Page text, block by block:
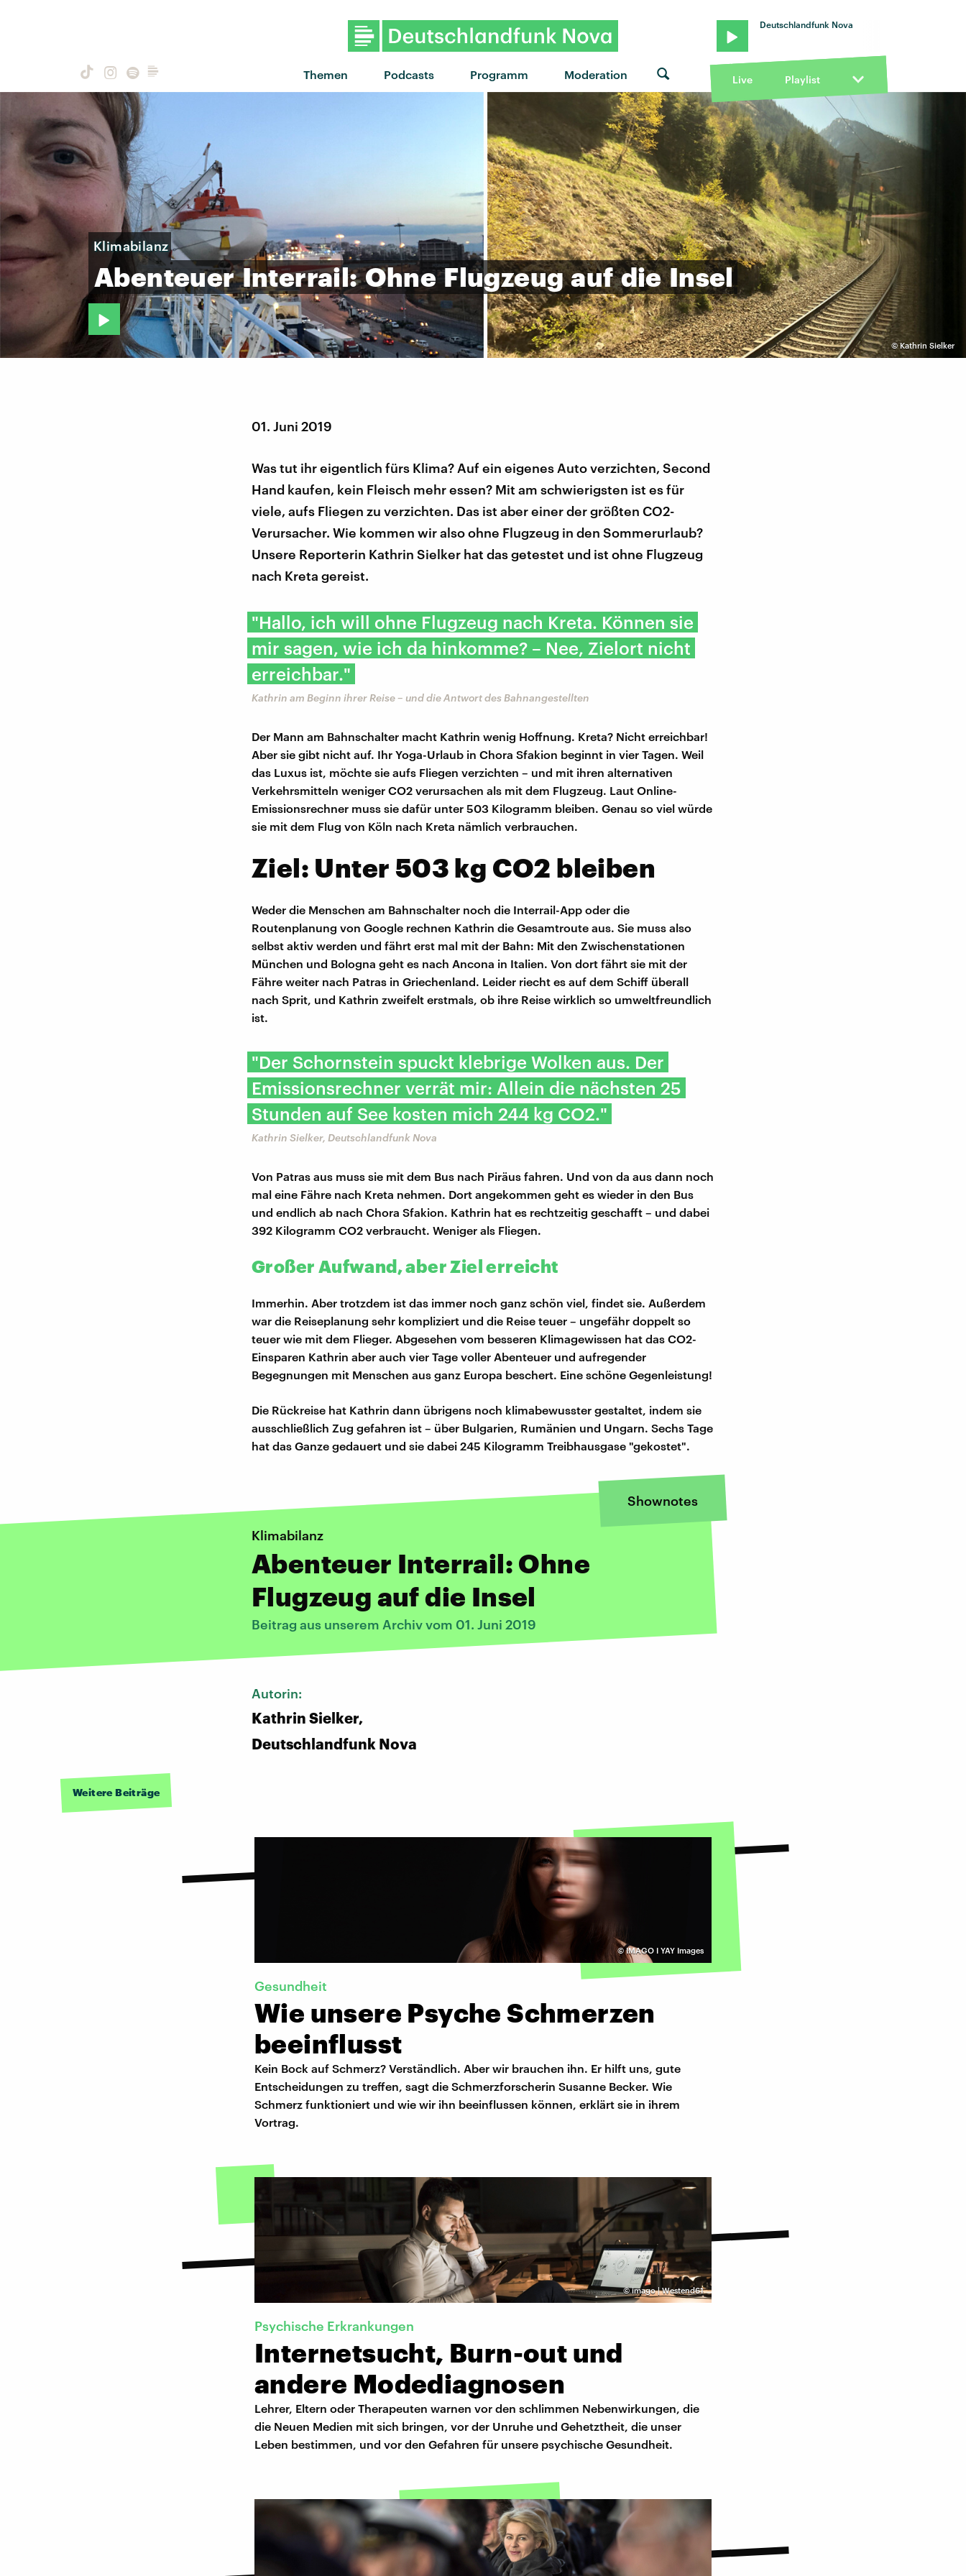
Themen Podcasts Programm Moderation
Deutschlandfunk Nova
Live Playlist
©Kathrin Sielker
Klimabilanz
Abenteuer Interrail: Ohne Flugzeug auf die Insel
01. Juni 2019
Was tut ihr eigentlich fürs Klima? Auf ein eigenes Auto verzichten, Second
Hand kaufen, kein Fleisch mehr essen? Mit am schwierigsten ist es für
viele, aufs Fliegen zu verzichten. Das ist aber einer der größten CO2-
Verursacher. Wie kommen wir also ohne Flugzeug in den Sommerurlaub?
Unsere Reporterin Kathrin Sielker hat das getestet und ist ohne Flugzeug
nach Kreta gereist.
"Hallo, ich will ohne Flugzeug nach Kreta. Können sie
mir sagen, wie ich da hinkomme? – Nee, Zielort nicht
erreichbar."
Kathrin am Beginn ihrer Reise – und die Antwort des Bahnangestellten
Der Mann am Bahnschalter macht Kathrin wenig Hoffnung. Kreta? Nicht erreichbar!
Aber sie gibt nicht auf. Ihr Yoga-Urlaub in Chora Sfakion beginnt in vier Tagen. Weil
das Luxus ist, möchte sie aufs Fliegen verzichten – und mit ihren alternativen
Verkehrsmitteln weniger CO2 verursachen als mit dem Flugzeug. Laut Online-
Emissionsrechner muss sie dafür unter 503 Kilogramm bleiben. Genau so viel würde
sie mit dem Flug von Köln nach Kreta nämlich verbrauchen.
Ziel: Unter 503 kg CO2 bleiben
Weder die Menschen am Bahnschalter noch die Interrail-App oder die
Routenplanung von Google rechnen Kathrin die Gesamtroute aus. Sie muss also
selbst aktiv werden und fährt erst mal mit der Bahn: Mit den Zwischenstationen
München und Bologna geht es nach Ancona in Italien. Von dort fährt sie mit der
Fähre weiter nach Patras in Griechenland. Leider riecht es auf dem Schiff überall
nach Sprit, und Kathrin zweifelt erstmals, ob ihre Reise wirklich so umweltfreundlich
ist.
"Der Schornstein spuckt klebrige Wolken aus. Der
Emissionsrechner verrät mir: Allein die nächsten 25
Stunden auf See kosten mich 244 kg CO2."
Kathrin Sielker, Deutschlandfunk Nova
Von Patras aus muss sie mit dem Bus nach Piräus fahren. Und von da aus dann noch
mal eine Fähre nach Kreta nehmen. Dort angekommen geht es wieder in den Bus
und endlich ab nach Chora Sfakion. Kathrin hat es rechtzeitig geschafft – und dabei
392 Kilogramm CO2 verbraucht. Weniger als Fliegen.
Großer Aufwand, aber Ziel erreicht
Immerhin. Aber trotzdem ist das immer noch ganz schön viel, findet sie. Außerdem
war die Reiseplanung sehr kompliziert und die Reise teuer – ungefähr doppelt so
teuer wie mit dem Flieger. Abgesehen vom besseren Klimagewissen hat das CO2-
Einsparen Kathrin aber auch vier Tage voller Abenteuer und aufregender
Begegnungen mit Menschen aus ganz Europa beschert. Eine schöne Gegenleistung!
Die Rückreise hat Kathrin dann übrigens noch klimabewusster gestaltet, indem sie
ausschließlich Zug gefahren ist – über Bulgarien, Rumänien und Ungarn. Sechs Tage
hat das Ganze gedauert und sie dabei 245 Kilogramm Treibhausgase "gekostet".
Shownotes
Klimabilanz
Abenteuer Interrail: Ohne
Flugzeug auf die Insel
Beitrag aus unserem Archiv vom 01. Juni 2019
Autorin:
Kathrin Sielker,
Deutschlandfunk Nova
Weitere Beiträge
©IMAGO I YAY Images
Gesundheit
Wie unsere Psyche Schmerzen
beeinflusst
Kein Bock auf Schmerz? Verständlich. Aber wir brauchen ihn. Er hilft uns, gute
Entscheidungen zu treffen, sagt die Schmerzforscherin Susanne Becker. Wie
Schmerz funktioniert und wie wir ihn beeinflussen können, erklärt sie in ihrem
Vortrag.
©imago | Westend61
Psychische Erkrankungen
Internetsucht, Burn-out und
andere Modediagnosen
Lehrer, Eltern oder Therapeuten warnen vor den schlimmen Nebenwirkungen, die
die Neuen Medien mit sich bringen, vor der Unruhe und Gehetztheit, die unser
Leben bestimmen, und vor den Gefahren für unsere psychische Gesundheit.